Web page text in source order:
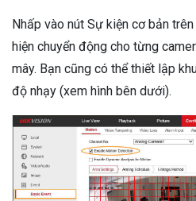
Nhấp vào nút Sự kiện cơ bản
hiện chuyển động cho từng
mây. Bạn cũng có thể thiết lập
độ nhạy (xem hình bên dưới).